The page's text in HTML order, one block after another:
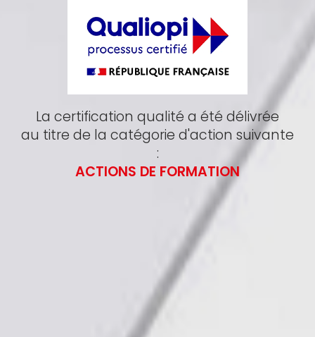
La certification qualité a été délivrée
au titre de la catégorie d'action suivante
:
ACTIONS DE FORMATION